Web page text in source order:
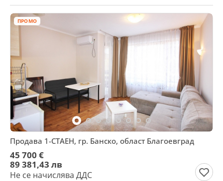
ПРОМО
Продава 1-СТАЕН, гр. Банско, област Благоевград
45 700 €
89 381,43 лв
Не се начислява ДДС